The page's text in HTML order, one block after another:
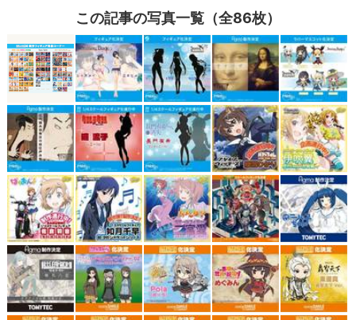
この記事の写真一覧（全86枚）